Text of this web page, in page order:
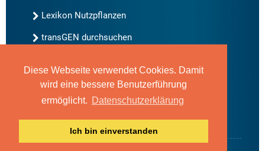
Diese Webseite verwendet Cookies. Damit
wird eine bessere Benutzerführung
ermöglicht. Datenschutzerklärung
Ich bin einverstanden
Lexikon Nutzpflanzen
transGEN durchsuchen
Neu bei transGEN